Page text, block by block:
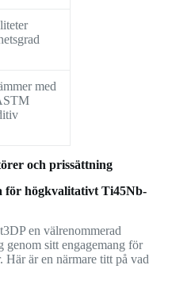
med
och prissättning
för högkvalitativt Ti45Nb-
en välrenommerad
genom sitt engagemang för
är en närmare titt på vad